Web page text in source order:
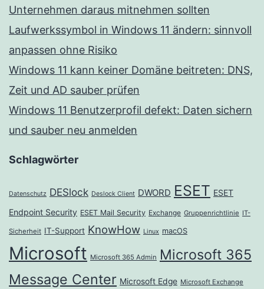
Unternehmen daraus mitnehmen sollten
Laufwerkssymbol in Windows 11 ändern: sinnvoll
anpassen ohne Risiko
Windows 11 kann keiner Domäne beitreten: DNS,
Zeit und AD sauber prüfen
Windows 11 Benutzerprofil defekt: Daten sichern
und sauber neu anmelden
Schlagwörter
Datenschutz DESlock Deslock Client DWORD ESET ESET
Endpoint Security ESET Mail Security Exchange Gruppenrichtlinie IT-
Sicherheit IT-Support KnowHow Linux macOS
Microsoft Microsoft 365 Admin Microsoft 365
Message Center Microsoft Edge Microsoft Exchange